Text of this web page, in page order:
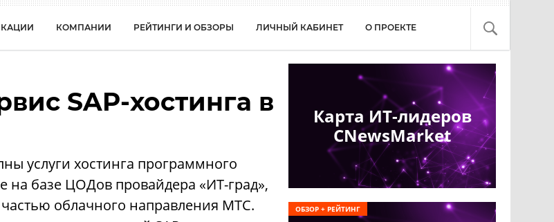
КОМПАНИИ РЕЙТИНГИ И ОБЗОРЫ ЛИЧНЫЙ КАБИНЕТ О ПРОЕКТЕ
SAP-хостинга в
услуги хостинга программного
на базе ЦОДов провайдера «ИТ-град»,
частью облачного направления МТС.
Карта ИТ-лидеров
CNewsMarket
ОБЗОР + РЕЙТИНГ